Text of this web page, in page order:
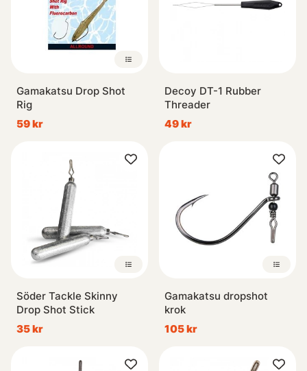
Gamakatsu Drop Shot
Rig
59 kr
Decoy DT-1 Rubber
Threader
49 kr
Söder Tackle Skinny
Drop Shot Stick
35 kr
Gamakatsu dropshot
krok
105 kr